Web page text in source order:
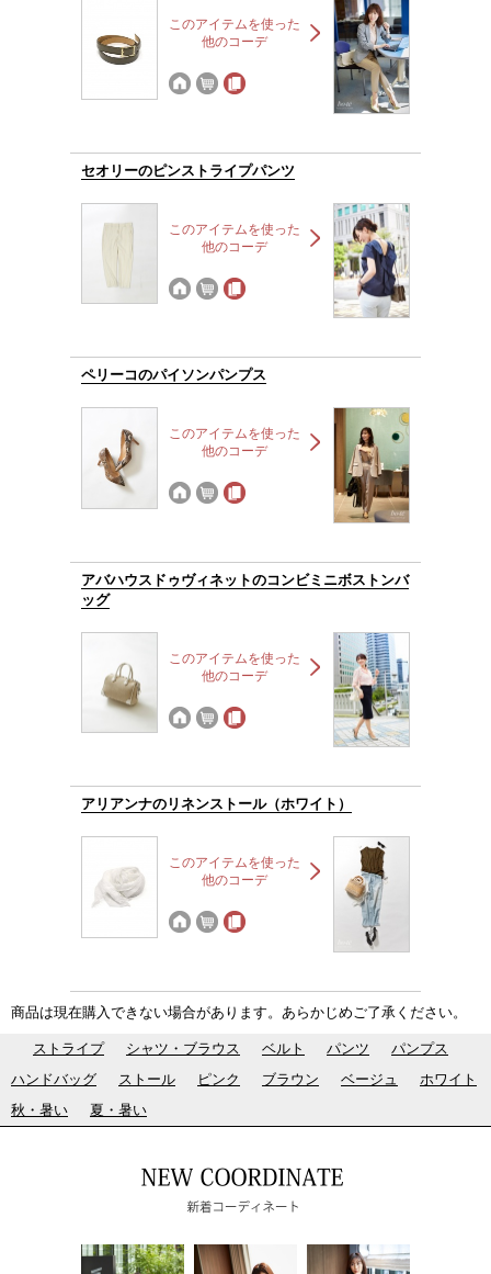
このアイテムを使った
他のコーデ
セオリーのピンストライプパンツ
このアイテムを使った
他のコーデ
ペリーコのパイソンパンプス
このアイテムを使った
他のコーデ
アバハウスドゥヴィネットのコンビミニボストンバ
ッグ
このアイテムを使った
他のコーデ
アリアンナのリネンストール（ホワイト）
このアイテムを使った
他のコーデ
商品は現在購入できない場合があります。あらかじめご了承ください。
ストライプ シャツ・ブラウス ベルト パンツ
パンプス
ハンドバッグ
ストール ピンク ブラウン ベージュ
ホワイト
秋・暑い
夏・暑い